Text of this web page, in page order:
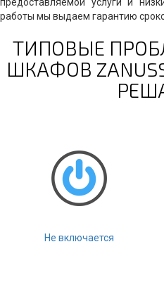
работы мы выдаем гарантию
ТИПОВЫЕ
ШКАФОВ
Не включается